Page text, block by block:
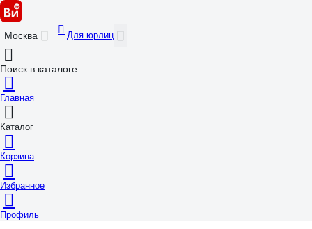
Москва Для юрлиц
Поиск в каталоге
Главная
Каталог
Корзина
Избранное
Профиль